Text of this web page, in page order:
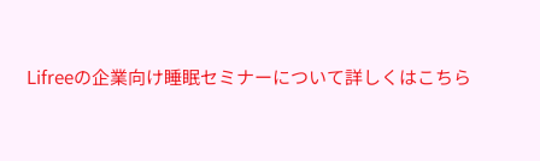
Lifreeの企業向け睡眠セミナーについて詳しくはこちら